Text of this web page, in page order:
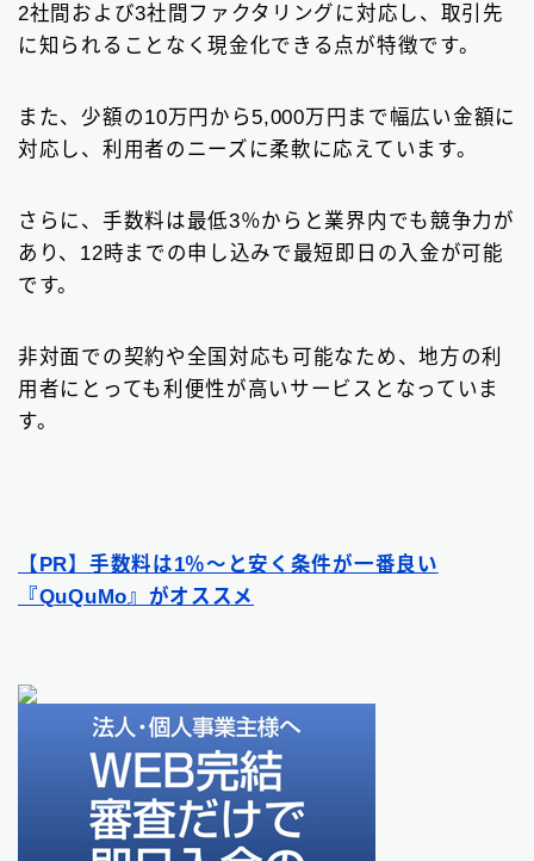
2社間および3社間ファクタリングに対応し、取引先
に知られることなく現金化できる点が特徴です。
また、少額の10万円から5,000万円まで幅広い金額に
対応し、利用者のニーズに柔軟に応えています。
さらに、手数料は最低3％からと業界内でも競争力が
あり、12時までの申し込みで最短即日の入金が可能
です。
非対面での契約や全国対応も可能なため、地方の利
用者にとっても利便性が高いサービスとなっていま
す。
【PR】手数料は1％〜と安く条件が一番良い
『QuQuMo』がオススメ